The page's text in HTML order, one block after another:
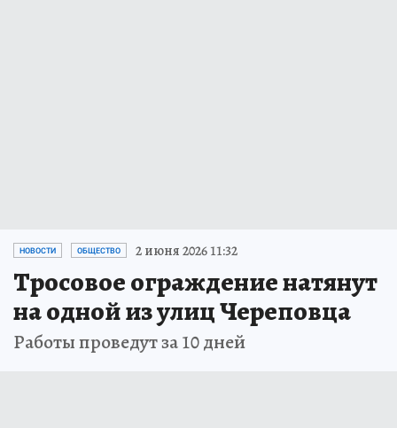
НОВОСТИ ОБЩЕСТВО 2 июня 2026 11:32
Тросовое ограждение натянут
на одной из улиц Череповца
Работы проведут за 10 дней